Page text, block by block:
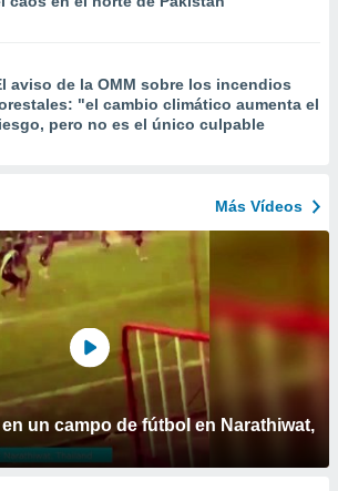
aviso de la OMM sobre los incendios
"el cambio climático aumenta el
pero no es el único culpable
Más Vídeos
un campo de fútbol en Narathiwat,